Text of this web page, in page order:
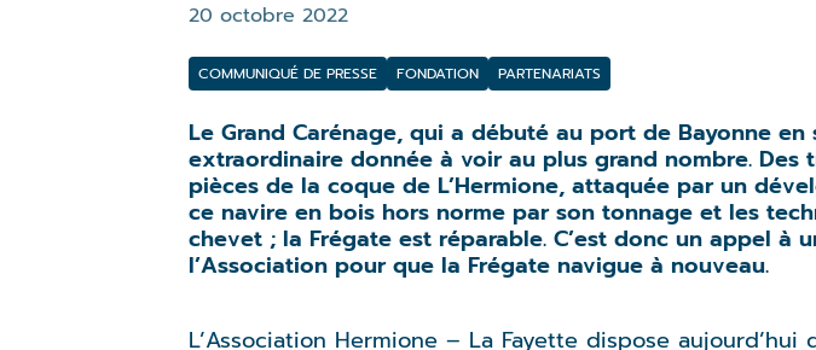
20 octobre 2022
COMMUNIQUÉ DE PRESSE FONDATION PARTENARIATS
Le Grand Carénage, qui a débuté au port de Bayonne
extraordinaire donnée à voir au plus grand nombre.
pièces de la coque de L’Hermione, attaquée par un
ce navire en bois hors norme par son tonnage et les
chevet ; la Frégate est réparable. C’est donc un appel
l’Association pour que la Frégate navigue à nouveau.
L’Association Hermione – La Fayette dispose